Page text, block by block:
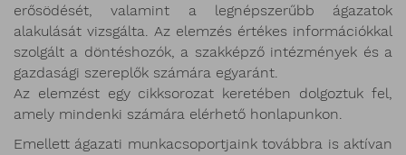
erősödését, valamint a legnépszerűbb ágazatok
alakulását vizsgálta. Az elemzés értékes információkkal
szolgált a döntéshozók, a szakképző intézmények és a
gazdasági szereplők számára egyaránt.
Az elemzést egy cikksorozat keretében dolgoztuk fel,
amely mindenki számára elérhető honlapunkon.
Emellett ágazati munkacsoportjaink továbbra is aktívan